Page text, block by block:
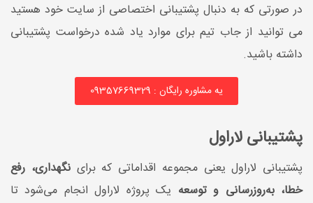
در صورتی که به دنبال پشتیبانی اختصاصی از سایت خود هستید
می توانید از جاب تیم برای موارد یاد شده درخواست پشتیبانی
داشته باشید.
یه مشاوره رایگان : 09357669329
پشتیبانی لاراول
پشتیبانی لاراول یعنی مجموعه اقداماتی که براینگهداری، رفع
خطا، به‌روزرسانی و توسعه یک پروژه لاراول انجام می‌شود تا